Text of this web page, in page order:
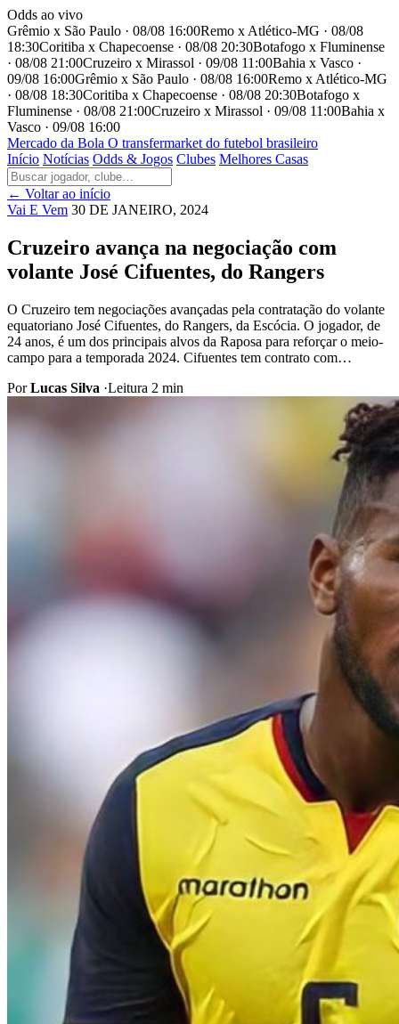
Odds ao vivo
Grêmio x São Paulo · 08/08 16:00Remo x Atlético-MG · 08/08
18:30Coritiba x Chapecoense · 08/08 20:30Botafogo x Fluminense
· 08/08 21:00Cruzeiro x Mirassol · 09/08 11:00Bahia x Vasco ·
09/08 16:00Grêmio x São Paulo · 08/08 16:00Remo x Atlético-MG
· 08/08 18:30Coritiba x Chapecoense · 08/08 20:30Botafogo x
Fluminense · 08/08 21:00Cruzeiro x Mirassol · 09/08 11:00Bahia x
Vasco · 09/08 16:00
Mercado da Bola O transfermarket do futebol brasileiro
Início Notícias Odds & Jogos Clubes Melhores Casas
← Voltar ao início
Vai E Vem 30 DE JANEIRO, 2024
Cruzeiro avança na negociação com
volante José Cifuentes, do Rangers
O Cruzeiro tem negociações avançadas pela contratação do volante
equatoriano José Cifuentes, do Rangers, da Escócia. O jogador, de
24 anos, é um dos principais alvos da Raposa para reforçar o meio-
campo para a temporada 2024. Cifuentes tem contrato com…
PorLucas Silva ·Leitura 2 min